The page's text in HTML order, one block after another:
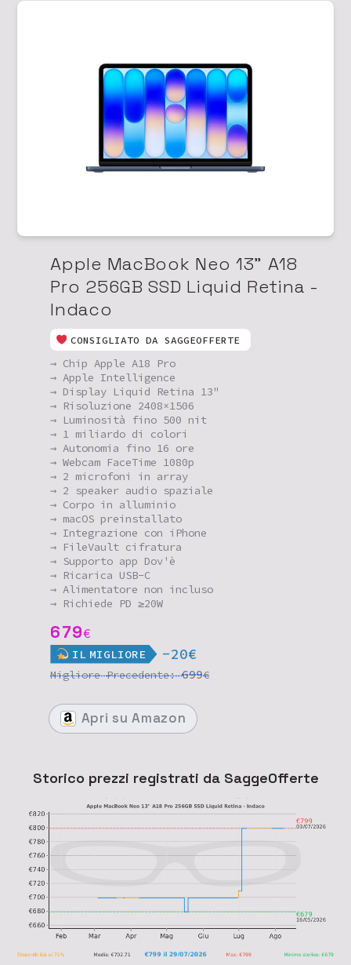
Apple MacBook Neo 13" A18
Pro 256GB SSD Liquid Retina -
Indaco
CONSIGLIATO DA SAGGEOFFERTE
→ Chip Apple A18 Pro
→ Apple Intelligence
→ Display Liquid Retina 13"
→ Risoluzione 2408×1506
→ Luminosità fino 500 nit
→ 1 miliardo di colori
→ Autonomia fino 16 ore
→ Webcam FaceTime 1080p
→ 2 microfoni in array
→ 2 speaker audio spaziale
→ Corpo in alluminio
→ macOS preinstallato
→ Integrazione con iPhone
→ FileVault cifratura
→ Supporto app Dov'è
→ Ricarica USB-C
→ Alimentatore non incluso
→ Richiede PD ≥20W
679€
IL MIGLIORE -20€
MigliorePrecedente:699€
Apri su Amazon
Storico prezzi registrati da SaggeOfferte